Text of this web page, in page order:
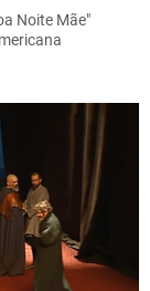
Noite Mãe"